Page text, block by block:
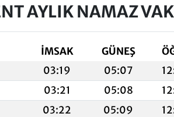
AYLIK NAMAZ
İMSAK GÜNEŞ
03:19 05:07
03:21 05:08
03:22 05:09